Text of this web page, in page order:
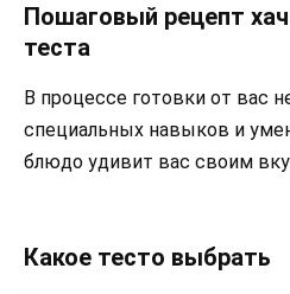
Пошаговый рецепт
теста
В процессе готовки от вас
специальных навыков и
блюдо удивит вас своим
Какое тесто выбрать